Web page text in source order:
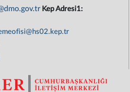
Kep Adresi1: